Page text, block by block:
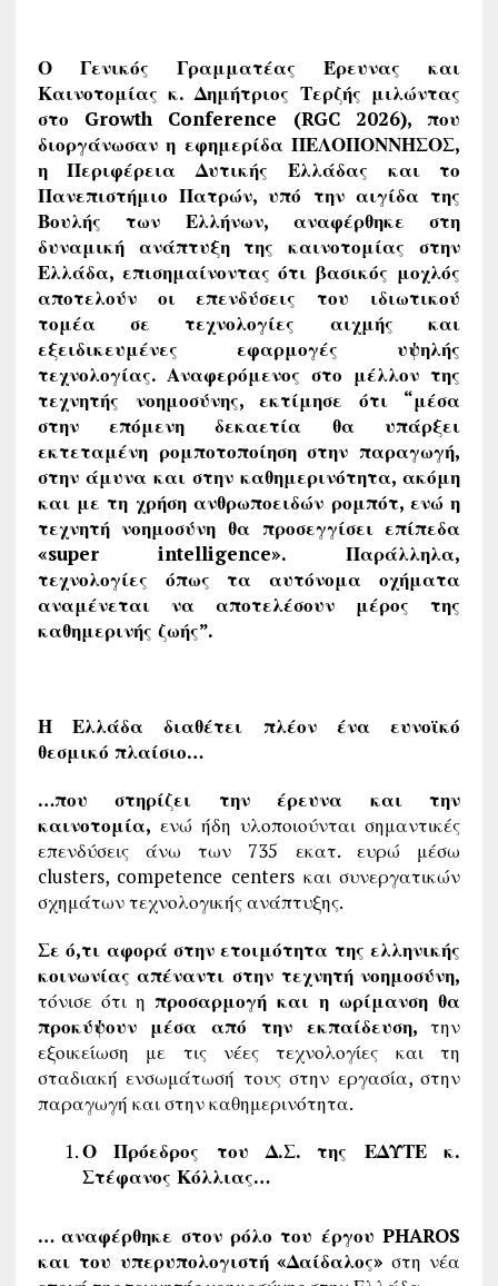
Ο Γενικός Γραμματέας Έρευνας και
Καινοτομίας κ. Δημήτριος Τερζής μιλώντας
στο Growth Conference (RGC 2026), που
διοργάνωσαν η εφημερίδα ΠΕΛΟΠΟΝΝΗΣΟΣ,
η Περιφέρεια Δυτικής Ελλάδας και το
Πανεπιστήμιο Πατρών, υπό την αιγίδα της
Βουλής των Ελλήνων, αναφέρθηκε στη
δυναμική ανάπτυξη της καινοτομίας στην
Ελλάδα, επισημαίνοντας ότι βασικός μοχλός
αποτελούν οι επενδύσεις του ιδιωτικού
τομέα σε τεχνολογίες αιχμής και
εξειδικευμένες εφαρμογές υψηλής
τεχνολογίας. Αναφερόμενος στο μέλλον της
τεχνητής νοημοσύνης, εκτίμησε ότι “μέσα
στην επόμενη δεκαετία θα υπάρξει
εκτεταμένη ρομποτοποίηση στην παραγωγή,
στην άμυνα και στην καθημερινότητα, ακόμη
και με τη χρήση ανθρωποειδών ρομπότ, ενώ η
τεχνητή νοημοσύνη θα προσεγγίσει επίπεδα
«super intelligence». Παράλληλα,
τεχνολογίες όπως τα αυτόνομα οχήματα
αναμένεται να αποτελέσουν μέρος της
καθημερινής ζωής”.
Η Ελλάδα διαθέτει πλέον ένα ευνοϊκό
θεσμικό πλαίσιο…
…που στηρίζει την έρευνα και την
καινοτομία, ενώ ήδη υλοποιούνται σημαντικές
επενδύσεις άνω των 735 εκατ. ευρώ μέσω
clusters, competence centers και συνεργατικών
σχημάτων τεχνολογικής ανάπτυξης.
Σε ό,τι αφορά στην ετοιμότητα της ελληνικής
κοινωνίας απέναντι στην τεχνητή νοημοσύνη,
τόνισε ότι η προσαρμογή και η ωρίμανση θα
προκύψουν μέσα από την εκπαίδευση, την
εξοικείωση με τις νέες τεχνολογίες και τη
σταδιακή ενσωμάτωσή τους στην εργασία, στην
παραγωγή και στην καθημερινότητα.
Ο Πρόεδρος του Δ.Σ. της ΕΔΥΤΕ κ.
Στέφανος Κόλλιας…
… αναφέρθηκε στον ρόλο του έργου PHAROS
και του υπερυπολογιστή «Δαίδαλος» στη νέα